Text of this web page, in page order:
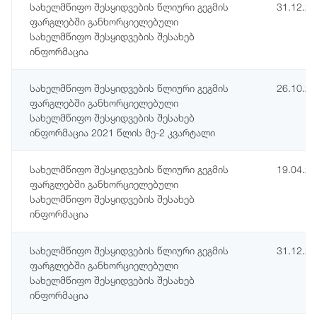
სახელმწიფო შესყიდვების წლიური გეგმის
ფარგლებში განხორციელებული
სახელმწიფო შესყიდვების შესახებ
ინფორმაცია
სახელმწიფო შესყიდვების წლიური გეგმის
ფარგლებში განხორციელებული
სახელმწიფო შესყიდვების შესახებ
ინფორმაცია 2021 წლის მე-2 კვარტალი
სახელმწიფო შესყიდვების წლიური გეგმის
ფარგლებში განხორციელებული
სახელმწიფო შესყიდვების შესახებ
ინფორმაცია
სახელმწიფო შესყიდვების წლიური გეგმის
ფარგლებში განხორციელებული
სახელმწიფო შესყიდვების შესახებ
ინფორმაცია